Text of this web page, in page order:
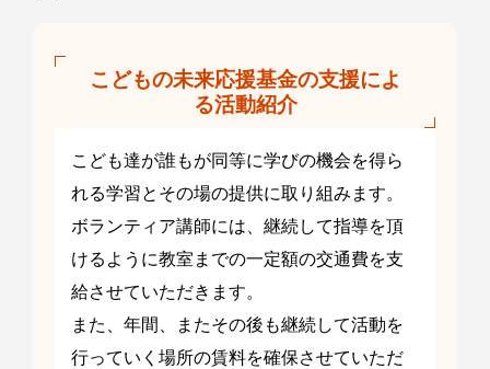
こどもの未来応援基金の支援によ
る活動紹介
こども達が誰もが同等に学びの機会を得ら
れる学習とその場の提供に取り組みます。
ボランティア講師には、継続して指導を頂
けるように教室までの一定額の交通費を支
給させていただきます。
また、年間、またその後も継続して活動を
行っていく場所の賃料を確保させていただ